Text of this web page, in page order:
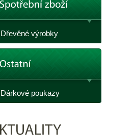
Dřevěné výrobky
Dárkové poukazy